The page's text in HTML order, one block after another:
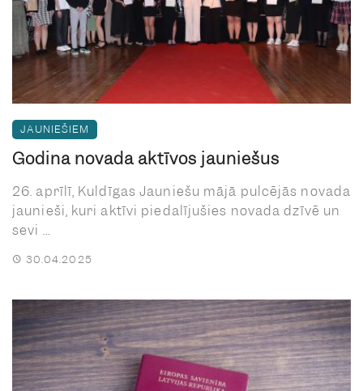
JAUNIEŠIEM
Godina novada aktīvos jauniešus
26. aprīlī, Kuldīgas Jauniešu mājā pulcējās novada
jaunieši, kuri aktīvi piedalījušies novada dzīvē un
sevi ...
30.04.2025